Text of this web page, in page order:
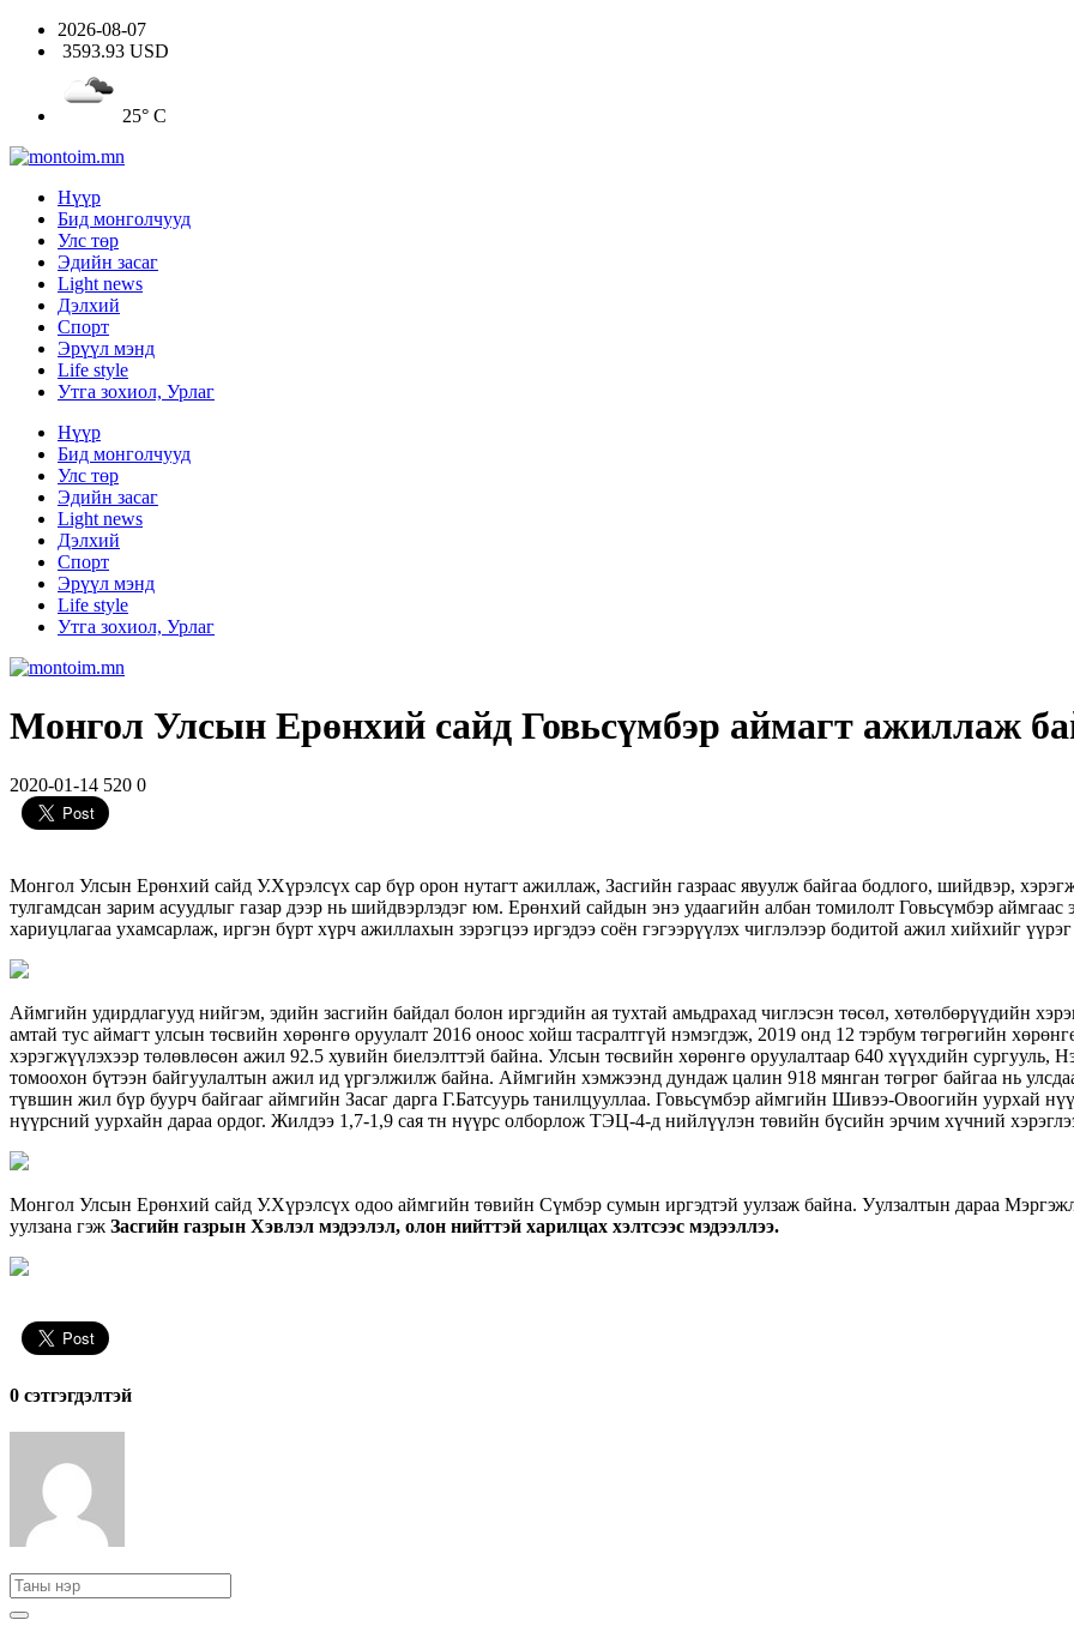
2026-08-07
3593.93 USD
25° C
Нүүр
Бид монголчууд
Улс төр
Эдийн засаг
Light news
Дэлхий
Спорт
Эрүүл мэнд
Life style
Утга зохиол, Урлаг
Нүүр
Бид монголчууд
Улс төр
Эдийн засаг
Light news
Дэлхий
Спорт
Эрүүл мэнд
Life style
Утга зохиол, Урлаг
Монгол Улсын Ерөнхий сайд Говьсүмбэр аймагт ажиллаж
2020-01-14 520 0
Монгол Улсын Ерөнхий сайд У.Хүрэлсүх сар бүр орон нутагт ажиллаж, Засгийн газраас явуулж байгаа бодлого, шийдвэр,
тулгамдсан зарим асуудлыг газар дээр нь шийдвэрлэдэг юм. Ерөнхий сайдын энэ удаагийн албан томилолт Говьсүмбэр аймгаас
хариуцлагаа ухамсарлаж, иргэн бүрт хүрч ажиллахын зэрэгцээ иргэдээ соён гэгээрүүлэх чиглэлээр бодитой ажил хийхийг
Аймгийн удирдлагууд нийгэм, эдийн засгийн байдал болон иргэдийн ая тухтай амьдрахад чиглэсэн төсөл, хөтөлбөрүүдийн
амтай тус аймагт улсын төсвийн хөрөнгө оруулалт 2016 оноос хойш тасралтгүй нэмэгдэж, 2019 онд 12 тэрбум төгрөгийн
хэрэгжүүлэхээр төлөвлөсөн ажил 92.5 хувийн биелэлттэй байна. Улсын төсвийн хөрөнгө оруулалтаар 640 хүүхдийн сургууль,
томоохон бүтээн байгуулалтын ажил ид үргэлжилж байна. Аймгийн хэмжээнд дундаж цалин 918 мянган төгрөг байгаа нь
түвшин жил бүр буурч байгааг аймгийн Засаг дарга Г.Батсуурь танилцууллаа. Говьсүмбэр аймгийн Шивээ-Овоогийн уурхай
нүүрсний уурхайн дараа ордог. Жилдээ 1,7-1,9 сая тн нүүрс олборлож ТЭЦ-4-д нийлүүлэн төвийн бүсийн эрчим хүчний
Монгол Улсын Ерөнхий сайд У.Хүрэлсүх одоо аймгийн төвийн Сүмбэр сумын иргэдтэй уулзаж байна. Уулзалтын дараа
уулзана гэж Засгийн газрын Хэвлэл мэдээлэл, олон нийттэй харилцах хэлтсээс мэдээллээ.
0 cэтгэгдэлтэй